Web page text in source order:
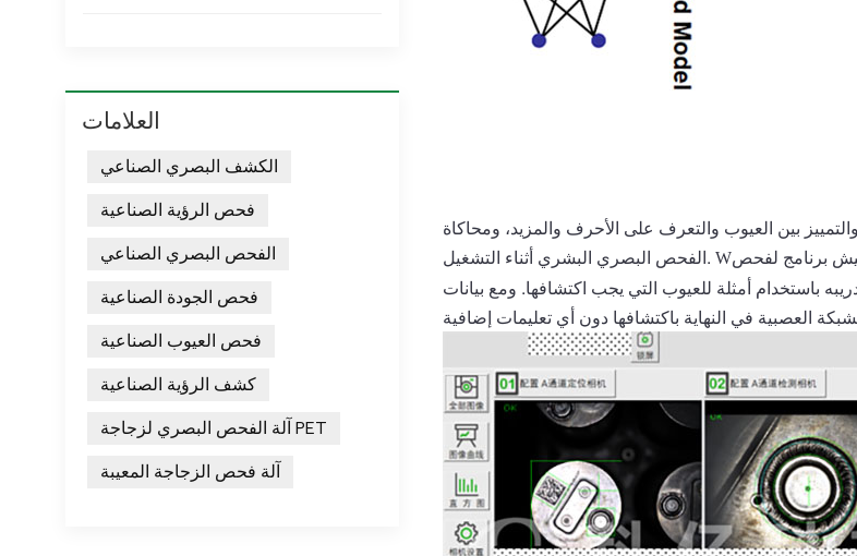
بين العيوب والتعرف على الأحرف والمزيد، ومحاكاة
الفحص البصري البشري أثناء التشغيل. Wبرنامج لفحص
باستخدام أمثلة للعيوب التي يجب اكتشافها. ومع بيانات
العلامات
الكشف البصري الصناعي
فحص الرؤية الصناعية
الفحص البصري الصناعي
فحص الجودة الصناعية
فحص العيوب الصناعية
كشف الرؤية الصناعية
آلة الفحص البصري لزجاجة PET
آلة فحص الزجاجة المعيبة